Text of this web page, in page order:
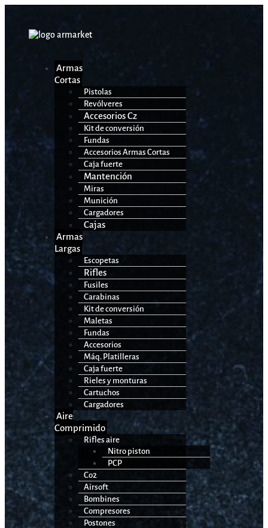
Armas
Cortas
Pistolas
Revólveres
Accesorios Cz
Kit de conversión
Fundas
Accesorios Armas Cortas
Caja fuerte
Mantención
Miras
Munición
Cargadores
Cajas
Armas
Largas
Escopetas
Rifles
Fusiles
Carabinas
Kit de conversión
Maletas
Fundas
Accesorios
Máq. Platilleras
Caja fuerte
Rieles y monturas
Cartuchos
Cargadores
Aire
Comprimido
Rifles aire
Nitro piston
PCP
Co2
Airsoft
Bombines
Compresores
Postones